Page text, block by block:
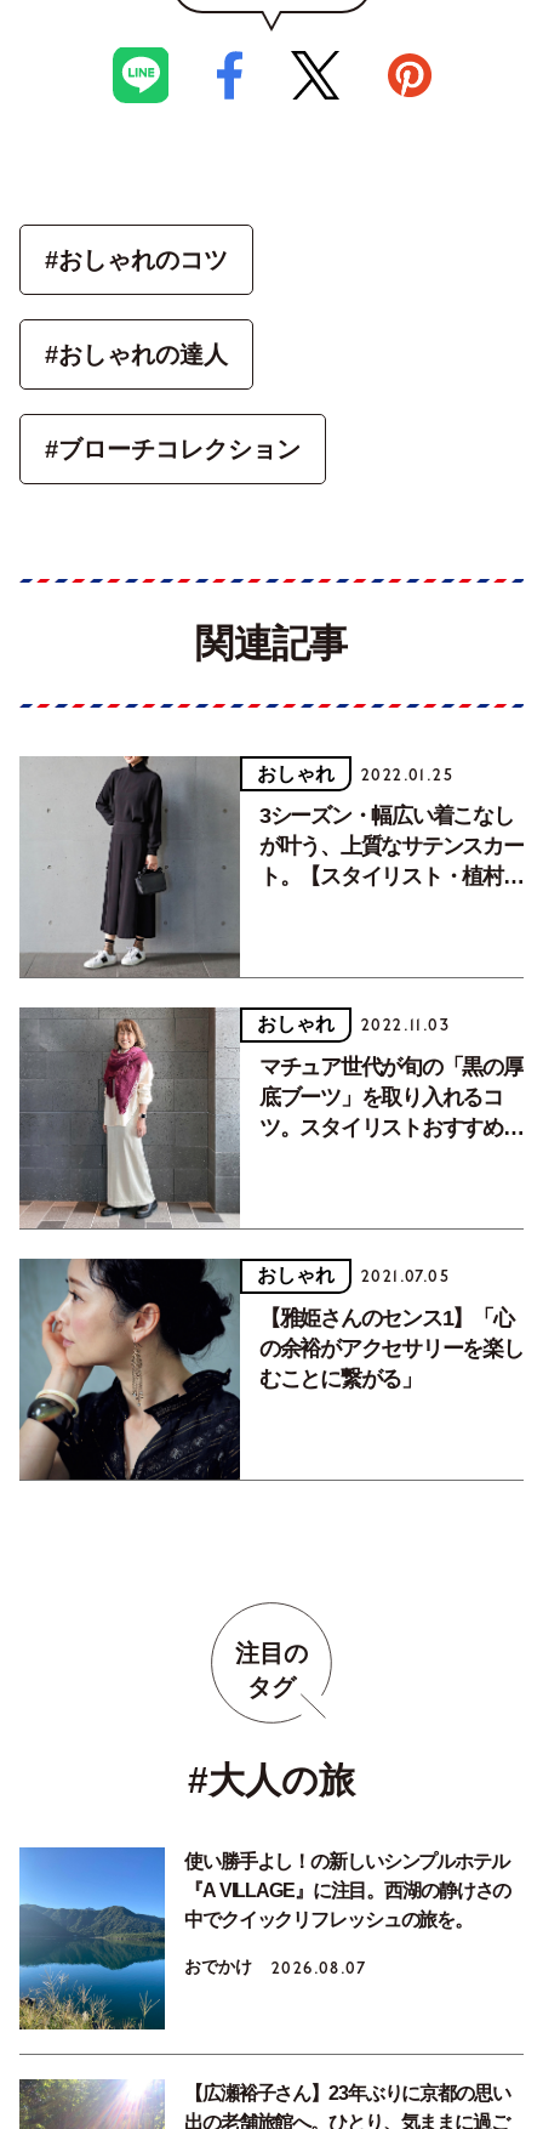
#おしゃれのコツ
#おしゃれの達人
#ブローチコレクション
関連記事
おしゃれ 2022.01.25
3シーズン・幅広い着こなし
が叶う、上質なサテンスカー
ト。【スタイリスト・植村美
おしゃれ 2022.11.03
マチュア世代が旬の「黒の厚
底ブーツ」を取り入れるコ
ツ。スタイリストおすすめも
おしゃれ 2021.07.05
【雅姫さんのセンス1】「心
の余裕がアクセサリーを楽し
むことに繋がる」
注目の
タグ
#大人の旅
使い勝手よし！の新しいシンプルホテル
『A VILLAGE』に注目。西湖の静けさの
中でクイックリフレッシュの旅を。
おでかけ 2026.08.07
【広瀬裕子さん】23年ぶりに京都の思い
出の老舗旅館へ。ひとり、気ままに過ご